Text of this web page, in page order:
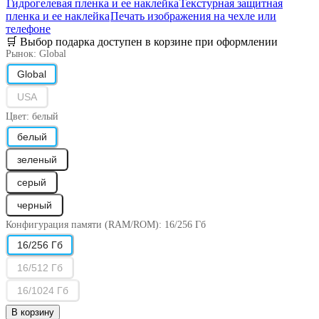
Гидрогелевая пленка и ее наклейкаТекстурная защитная
пленка и ее наклейкаПечать изображения на чехле или
телефоне
🛒 Выбор подарка доступен в корзине при оформлении
Рынок: Global
Global
USA
Цвет: белый
белый
зеленый
серый
черный
Конфигурация памяти (RAM/ROM): 16/256 Гб
16/256 Гб
16/512 Гб
16/1024 Гб
В корзину